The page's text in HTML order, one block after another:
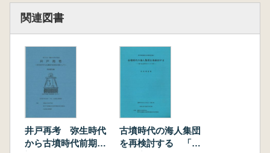
の集落動態を中心として」
七田忠昭 「吉野ヶ里遺跡の集落構成 有明海
化」
第3部 資料集 各地における弥生時代後期の
社会変化 ※約180頁
1 静岡県 小泉祐紀
～
27 鹿児島県 平美典
関連図書
井戸再考 弥生時代
から古墳時代前期を
古墳時代の海人集団
を再検討する 「海